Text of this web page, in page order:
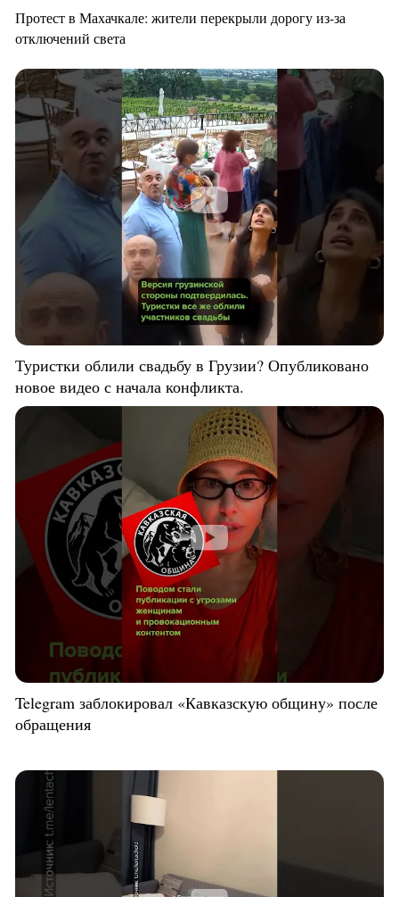
Протест в Махачкале: жители перекрыли дорогу из-за
отключений света
Туристки облили свадьбу в Грузии? Опубликовано
новое видео с начала конфликта.
Telegram заблокировал «Кавказскую общину» после
обращения